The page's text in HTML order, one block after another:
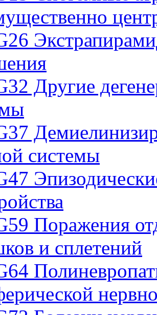
Другие
системы
Поражения
и сплетений